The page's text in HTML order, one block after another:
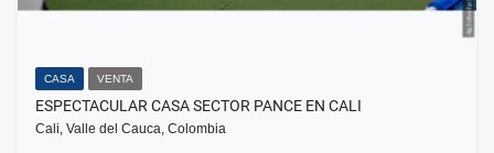
CASA VENTA
ESPECTACULAR CASA SECTOR PANCE EN CALI
Cali, Valle del Cauca, Colombia